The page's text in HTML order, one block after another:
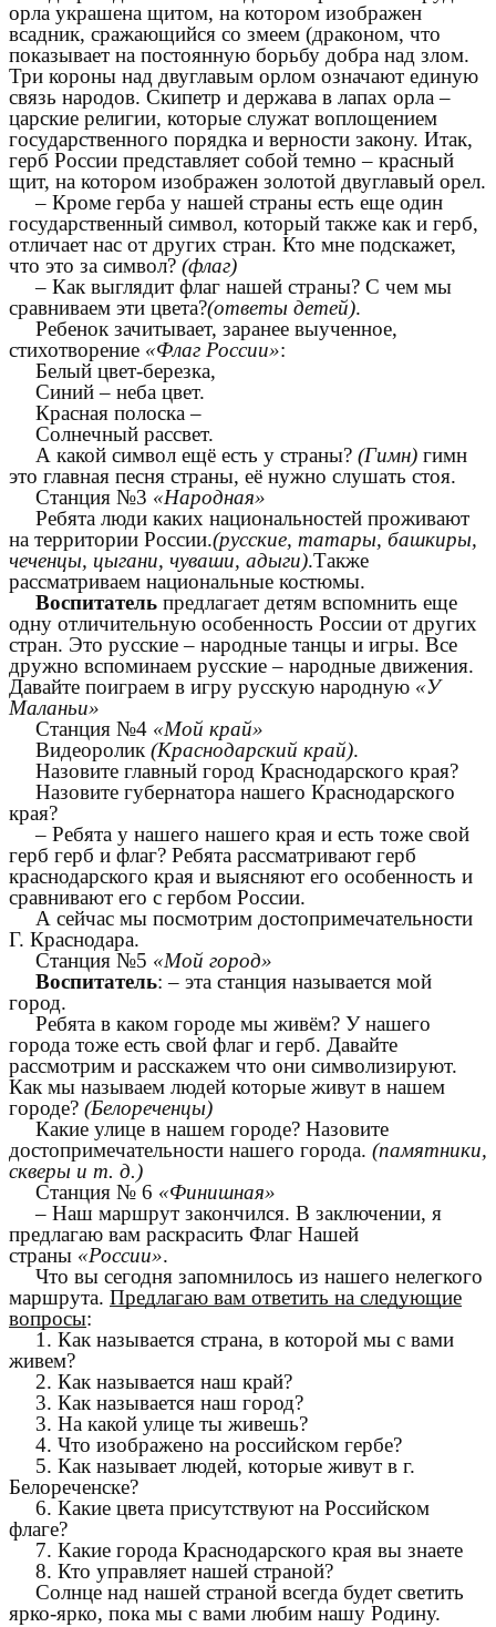
орла украшена щитом, на котором изображен
всадник, сражающийся со змеем (драконом, что
показывает на постоянную борьбу добра над злом.
Три короны над двуглавым орлом означают единую
связь народов. Скипетр и держава в лапах орла –
царские религии, которые служат воплощением
государственного порядка и верности закону. Итак,
герб России представляет собой темно – красный
щит, на котором изображен золотой двуглавый орел.
– Кроме герба у нашей страны есть еще один
государственный символ, который также как и герб,
отличает нас от других стран. Кто мне подскажет,
что это за символ? (флаг)
– Как выглядит флаг нашей страны? С чем мы
сравниваем эти цвета?(ответы детей).
Ребенок зачитывает, заранее выученное,
стихотворение «Флаг России»:
Белый цвет-березка,
Синий – неба цвет.
Красная полоска –
Солнечный рассвет.
А какой символ ещё есть у страны? (Гимн) гимн
это главная песня страны, её нужно слушать стоя.
Станция №3 «Народная»
Ребята люди каких национальностей проживают
на территории России.(русские, татары, башкиры,
чеченцы, цыгани, чуваши, адыги).Также
рассматриваем национальные костюмы.
Воспитатель предлагает детям вспомнить еще
одну отличительную особенность России от других
стран. Это русские – народные танцы и игры. Все
дружно вспоминаем русские – народные движения.
Давайте поиграем в игру русскую народную «У
Маланьи»
Станция №4 «Мой край»
Видеоролик (Краснодарский край).
Назовите главный город Краснодарского края?
Назовите губернатора нашего Краснодарского
края?
– Ребята у нашего нашего края и есть тоже свой
герб герб и флаг? Ребята рассматривают герб
краснодарского края и выясняют его особенность и
сравнивают его с гербом России.
А сейчас мы посмотрим достопримечательности
Г. Краснодара.
Станция №5 «Мой город»
Воспитатель: – эта станция называется мой
город.
Ребята в каком городе мы живём? У нашего
города тоже есть свой флаг и герб. Давайте
рассмотрим и расскажем что они символизируют.
Как мы называем людей которые живут в нашем
городе? (Белореченцы)
Какие улице в нашем городе? Назовите
достопримечательности нашего города. (памятники,
скверы и т. д.)
Станция № 6 «Финишная»
– Наш маршрут закончился. В заключении, я
предлагаю вам раскрасить Флаг Нашей
страны «России».
Что вы сегодня запомнилось из нашего нелегкого
маршрута. Предлагаю вам ответить на следующие
вопросы:
1. Как называется страна, в которой мы с вами
живем?
2. Как называется наш край?
3. Как называется наш город?
3. На какой улице ты живешь?
4. Что изображено на российском гербе?
5. Как называет людей, которые живут в г.
Белореченске?
6. Какие цвета присутствуют на Российском
флаге?
7. Какие города Краснодарского края вы знаете
8. Кто управляет нашей страной?
Солнце над нашей страной всегда будет светить
ярко-ярко, пока мы с вами любим нашу Родину.